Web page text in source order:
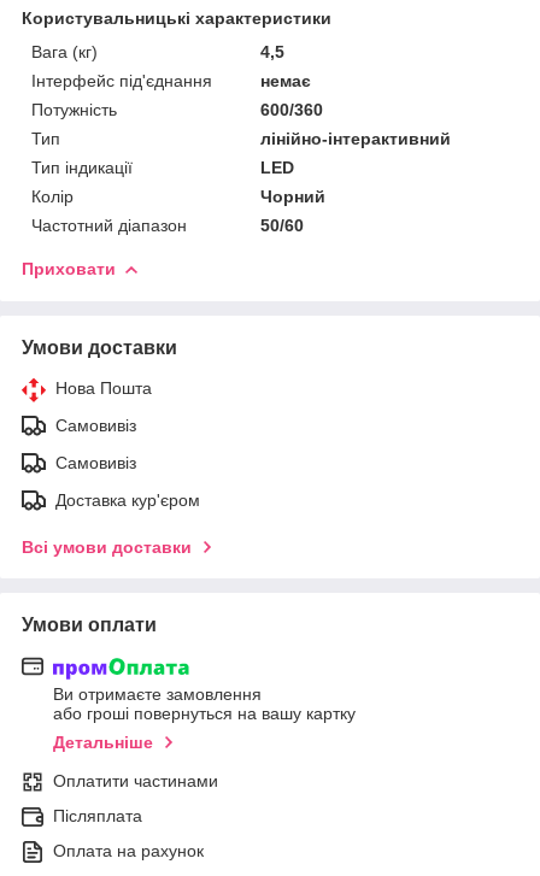
Користувальницькі характеристики
Вага (кг)
4,5
Інтерфейс під'єднання
немає
Потужність
600/360
Тип
лінійно-інтерактивний
Тип індикації
LED
Колір
Чорний
Частотний діапазон
50/60
Приховати
Умови доставки
Нова Пошта
Самовивіз
Самовивіз
Доставка кур'єром
Всі умови доставки
Умови оплати
Ви отримаєте замовлення
або гроші повернуться на вашу картку
Детальніше
Оплатити частинами
Післяплата
Оплата на рахунок